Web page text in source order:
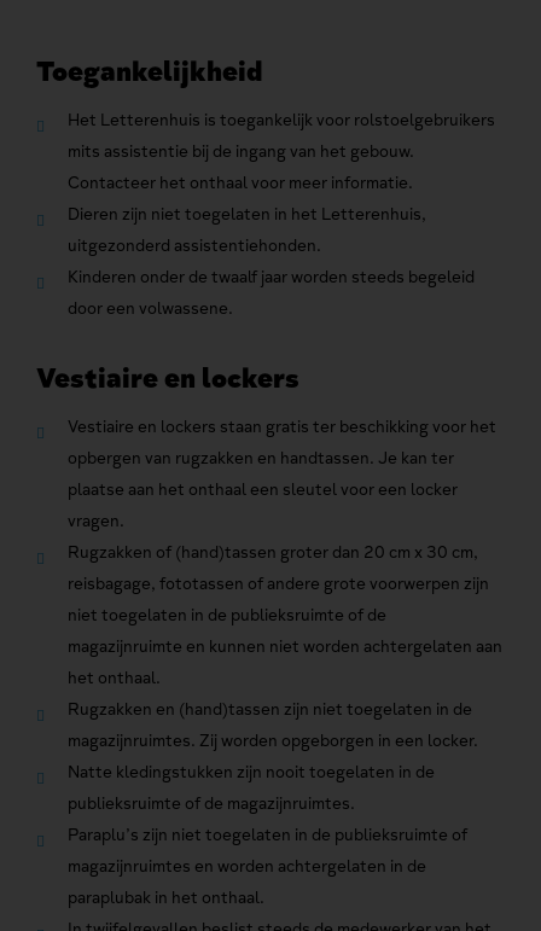
Toegankelijkheid
Het Letterenhuis is toegankelijk voor rolstoelgebruikers
mits assistentie bij de ingang van het gebouw.
Contacteer het onthaal voor meer informatie.
Dieren zijn niet toegelaten in het Letterenhuis,
uitgezonderd assistentiehonden.
Kinderen onder de twaalf jaar worden steeds begeleid
door een volwassene.
Vestiaire en lockers
Vestiaire en lockers staan gratis ter beschikking voor het
opbergen van rugzakken en handtassen. Je kan ter
plaatse aan het onthaal een sleutel voor een locker
vragen.
Rugzakken of (hand)tassen groter dan 20 cm x 30 cm,
reisbagage, fototassen of andere grote voorwerpen zijn
niet toegelaten in de publieksruimte of de
magazijnruimte en kunnen niet worden achtergelaten aan
het onthaal.
Rugzakken en (hand)tassen zijn niet toegelaten in de
magazijnruimtes. Zij worden opgeborgen in een locker.
Natte kledingstukken zijn nooit toegelaten in de
publieksruimte of de magazijnruimtes.
Paraplu’s zijn niet toegelaten in de publieksruimte of
magazijnruimtes en worden achtergelaten in de
paraplubak in het onthaal.